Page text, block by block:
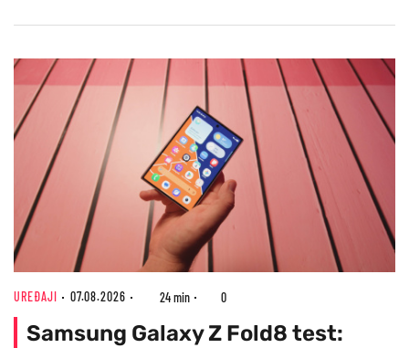
UREĐAJI 07.08.2026 24 min 0
Samsung Galaxy Z Fold8 test: